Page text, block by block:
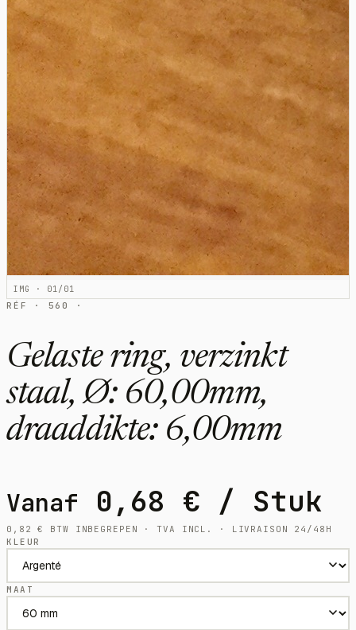
IMG · 01/01
RÉF · 560 ·
Gelaste ring, verzinkt
staal, Ø: 60,00mm,
draaddikte: 6,00mm
Vanaf 0,68 € / Stuk
0,82€
BTW INBEGREPEN · TVA INCL. · LIVRAISON 24/48H
KLEUR
MAAT